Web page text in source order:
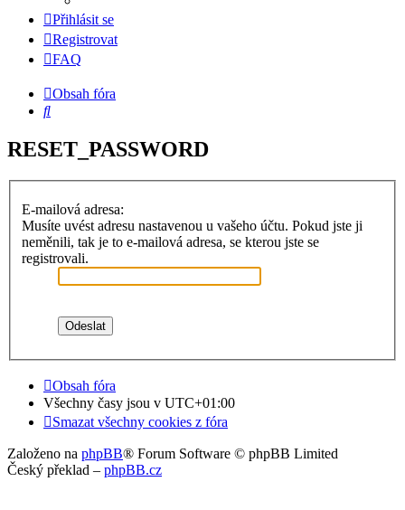
Přihlásit se
Registrovat
FAQ
Obsah fóra
Hledat
RESET_PASSWORD
E-mailová adresa:
Musíte uvést adresu nastavenou u vašeho účtu. Pokud jste ji
neměnili, tak je to e-mailová adresa, se kterou jste se
registrovali.
Obsah fóra
Všechny časy jsou v UTC+01:00
Smazat všechny cookies z fóra
Založeno na phpBB® Forum Software © phpBB Limited
Český překlad – phpBB.cz